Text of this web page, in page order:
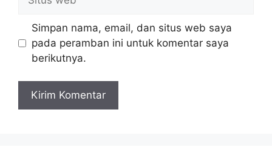
web
Simpan nama, email, dan situs web saya
pada peramban ini untuk komentar saya
berikutnya.